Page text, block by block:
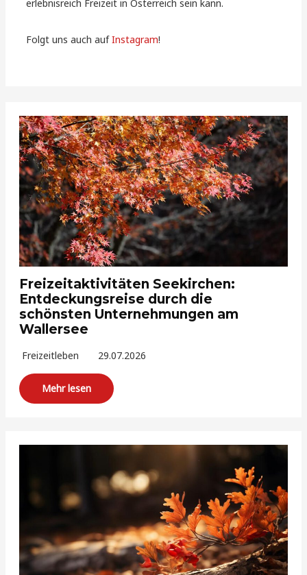
erlebnisreich Freizeit in Österreich sein kann.
Folgt uns auch aufInstagram!
Freizeitaktivitäten Seekirchen:
Entdeckungsreise durch die
schönsten Unternehmungen am
Wallersee
Freizeitleben 29.07.2026
Mehr lesen